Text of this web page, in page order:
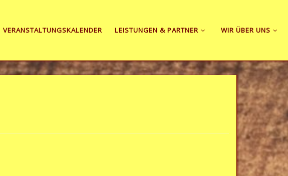
VERANSTALTUNGSKALENDER LEISTUNGEN & PARTNER WIR ÜBER UNS